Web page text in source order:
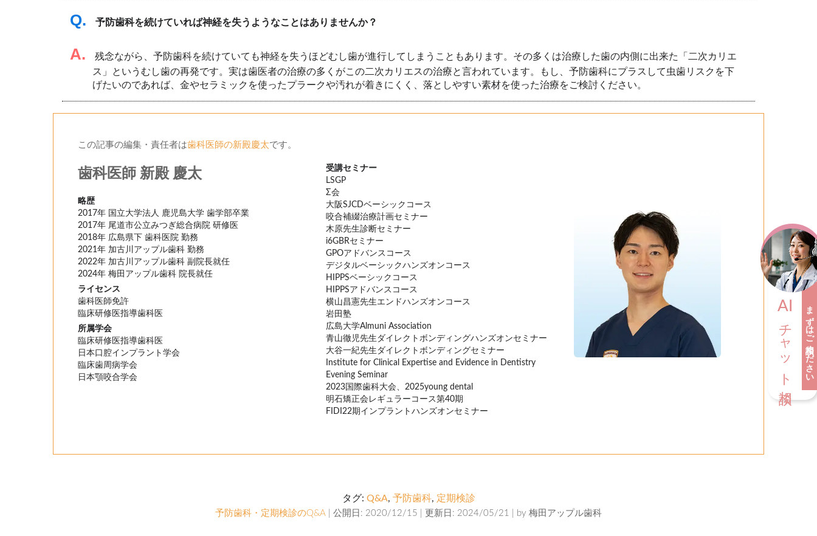
Q. 予防歯科を続けていれば神経を失うようなことはありませんか？
A.
残念ながら、予防歯科を続けていても神経を失うほどむし歯が進行してしまうこともあります。その多くは治療した歯の内側に出来た「二次カリエ
ス」というむし歯の再発です。実は歯医者の治療の多くがこの二次カリエスの治療と言われています。もし、予防歯科にプラスして虫歯リスクを下
げたいのであれば、金やセラミックを使ったプラークや汚れが着きにくく、落としやすい素材を使った治療をご検討ください。
この記事の編集・責任者は歯科医師の新殿慶太です。
歯科医師 新殿 慶太
略歴
2017年 国立大学法人 鹿児島大学 歯学部卒業
2017年 尾道市公立みつぎ総合病院 研修医
2018年 広島県下 歯科医院 勤務
2021年 加古川アップル歯科 勤務
2022年 加古川アップル歯科 副院長就任
2024年 梅田アップル歯科 院長就任
ライセンス
歯科医師免許
臨床研修医指導歯科医
所属学会
臨床研修医指導歯科医
日本口腔インプラント学会
臨床歯周病学会
日本顎咬合学会
受講セミナー
LSGP
Σ会
大阪SJCDベーシックコース
咬合補綴治療計画セミナー
木原先生診断セミナー
i6GBRセミナー
GPOアドバンスコース
デジタルベーシックハンズオンコース
HIPPSベーシックコース
HIPPSアドバンスコース
横山昌憲先生エンドハンズオンコース
岩田塾
広島大学Almuni Association
青山徹児先生ダイレクトボンディングハンズオンセミナー
大谷一紀先生ダイレクトボンディングセミナー
Institute for Clinical Expertise and Evidence in Dentistry
Evening Seminar
2023国際歯科大会、2025young dental
明石矯正会レギュラーコース第40期
FIDI22期インプラントハンズオンセミナー
タグ: Q&A, 予防歯科, 定期検診
予防歯科・定期検診のQ&A | 公開日: 2020/12/15 | 更新日: 2024/05/21 | by 梅田アップル歯科
AI
チャット相談 まずはご相談ください